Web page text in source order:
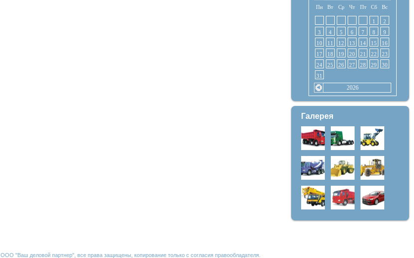
Пн Вт Ср Чт Пт Сб Вс
1
2
3
4 5 6 7 8
9
10
11 12 13 14 15
16
17
18 19 20 21 22
23
24
25 26 27 28 29
30
31
2026
Галерея
ООО "Ваш деловой партнер", все права защищены, копирование только с согласия правообладателя.